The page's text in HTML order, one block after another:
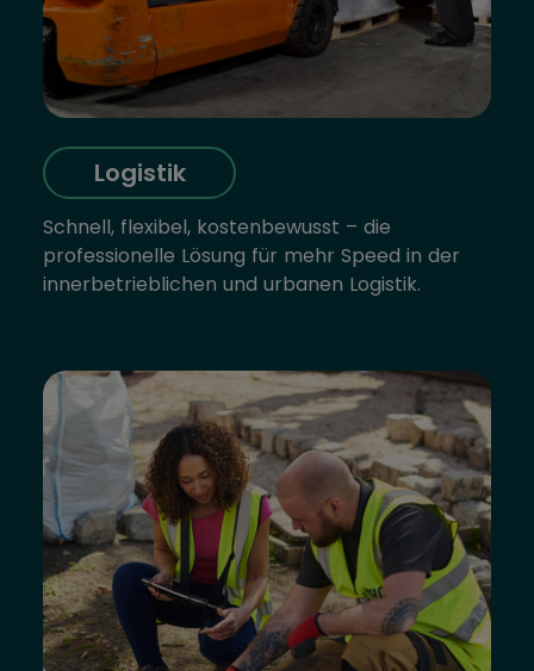
Logistik
Schnell, flexibel, kostenbewusst – die
professionelle Lösung für mehr Speed in der
innerbetrieblichen und urbanen Logistik.